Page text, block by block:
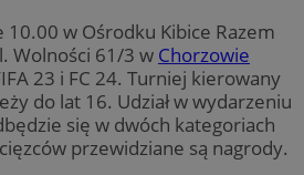
10.00 w Ośrodku Kibice Razem
Wolności 61/3 w Chorzowie
23 i FC 24. Turniej kierowany
do lat 16. Udział w wydarzeniu
się w dwóch kategoriach
przewidziane są nagrody.